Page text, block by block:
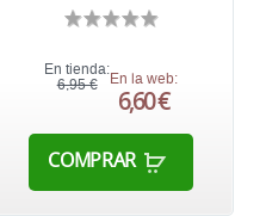
En tienda:
6,95 €
En la web:
6,60 €
COMPRAR